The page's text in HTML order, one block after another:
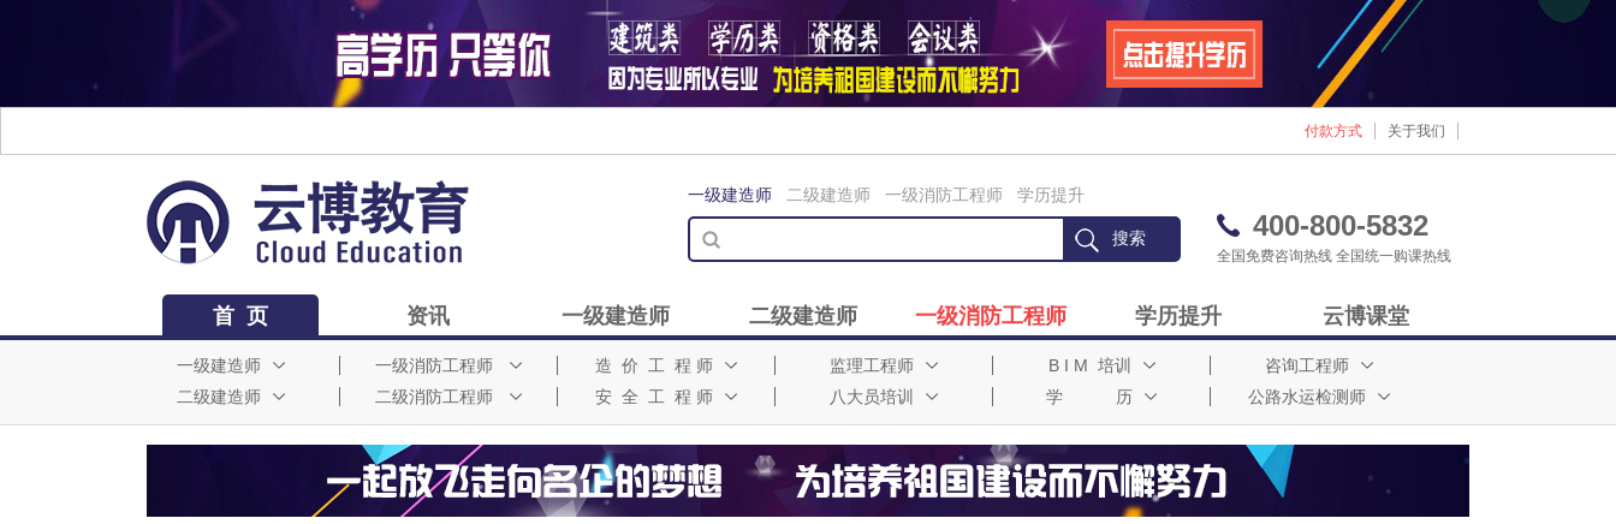
关于我们
付款方式
一级建造师 二级建造师 一级消防工程师 学历提升
400-800-5832
全国免费咨询热线 全国统一购课热线
首 页
一级建造师 一级消防工程师 造 价 工 程 师 监理工程师 B I M 培训
咨询工程师
二级建造师
二级消防工程师 安 全 工 程 师 八大员培训 学 历 公路水运检测师
资讯 一级建造师 二级建造师 一级消防工程师 学历提升 云博课堂